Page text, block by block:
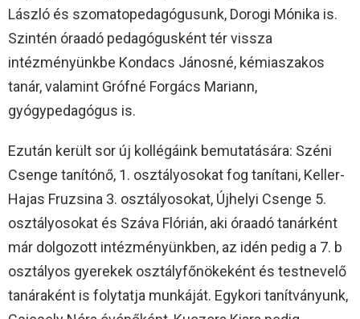
László és szomatopedagógusunk, Dorogi Mónika is.
Szintén óraadó pedagógusként tér vissza
intézményünkbe Kondacs Jánosné, kémiaszakos
tanár, valamint Grófné Forgács Mariann,
gyógypedagógus is.
Ezután került sor új kollégáink bemutatására: Széni
Csenge tanítónő, 1. osztályosokat fog tanítani, Keller-
Hajas Fruzsina 3. osztályosokat, Újhelyi Csenge 5.
osztályosokat és Száva Flórián, aki óraadó tanárként
már dolgozott intézményünkben, az idén pedig a 7. b
osztályos gyerekek osztályfőnökeként és testnevelő
tanáraként is folytatja munkáját. Egykori tanítványunk,